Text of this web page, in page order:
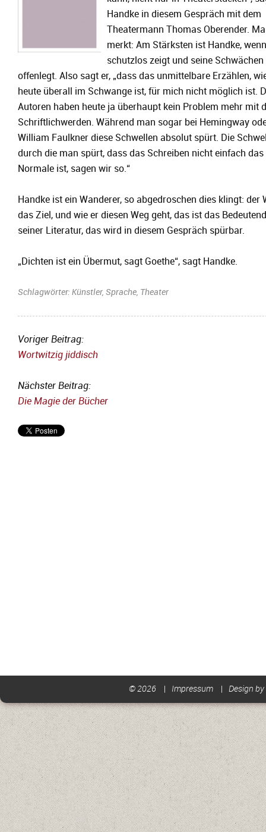
Handke in diesem Gespräch mit dem
Theatermann Thomas Oberender.
merkt: Am Stärksten ist Handke,
schutzlos zeigt und seine Schwächen
offenlegt. Also sagt er, „dass das unmittelbare Erzählen,
heute überall im Schwange ist, für mich nicht möglich ist.
Autoren haben heute ja überhaupt kein Problem mehr mit
Schriftlichwerden. Während man sogar bei Hemingway
William Faulkner diese Schwellen absolut spürt. Die
durch die man spürt, dass das Schreiben nicht einfach das
Normale ist, sagen wir so.“
Handke ist ein Wanderer, so abgedroschen dies klingt: der
das Ziel, und wie er diesen Weg geht, das ist das
seiner Literatur, das wird in diesem Gespräch spürbar.
„Dichten ist ein Übermut, sagt Goethe“, sagt Handke.
Schlagwörter: Künstler, Sprache, Theater
Voriger Beitrag:
Wortwitzig jiddisch
Nächster Beitrag:
Die Magie der Bücher
© 2026 Impressum Design